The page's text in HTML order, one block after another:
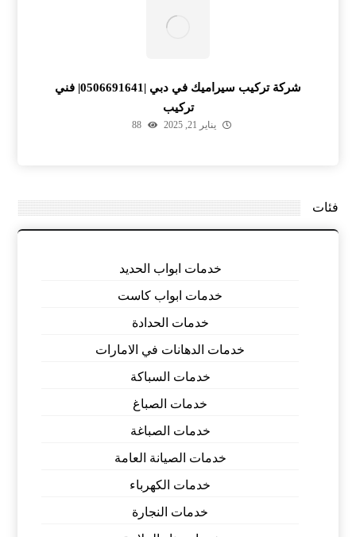
شركة تركيب سيراميك في دبي |0506691641| فني
تركيب
يناير 21, 2025 88
فئات
خدمات ابواب الحديد
خدمات ابواب كاست
خدمات الحدادة
خدمات الدهانات في الامارات
خدمات السباكة
خدمات الصباغ
خدمات الصباغة
خدمات الصيانة العامة
خدمات الكهرباء
خدمات النجارة